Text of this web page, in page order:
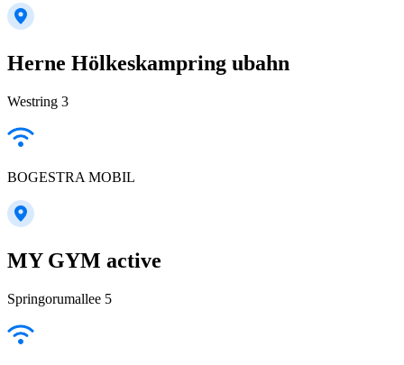
Herne Hölkeskampring ubahn
Westring 3
BOGESTRA MOBIL
MY GYM active
Springorumallee 5